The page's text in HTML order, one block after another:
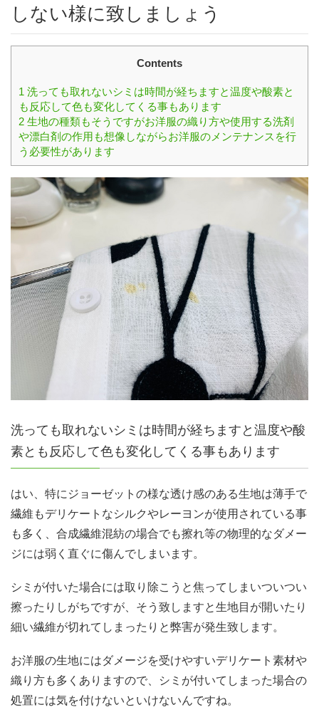
しない様に致しましょう
Contents
1 洗っても取れないシミは時間が経ちますと温度や酸素と
も反応して色も変化してくる事もあります
2 生地の種類もそうですがお洋服の織り方や使用する洗剤
や漂白剤の作用も想像しながらお洋服のメンテナンスを行
う必要性があります
洗っても取れないシミは時間が経ちますと温度や酸
素とも反応して色も変化してくる事もあります
はい、特にジョーゼットの様な透け感のある生地は薄手で
繊維もデリケートなシルクやレーヨンが使用されている事
も多く、合成繊維混紡の場合でも擦れ等の物理的なダメー
ジには弱く直ぐに傷んでしまいます。
シミが付いた場合には取り除こうと焦ってしまいついつい
擦ったりしがちですが、そう致しますと生地目が開いたり
細い繊維が切れてしまったりと弊害が発生致します。
お洋服の生地にはダメージを受けやすいデリケート素材や
織り方も多くありますので、シミが付いてしまった場合の
処置には気を付けないといけないんですね。